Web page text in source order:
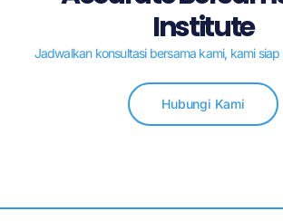
Institute
Jadwalkan konsultasi bersama kami, kami
Hubungi Kami